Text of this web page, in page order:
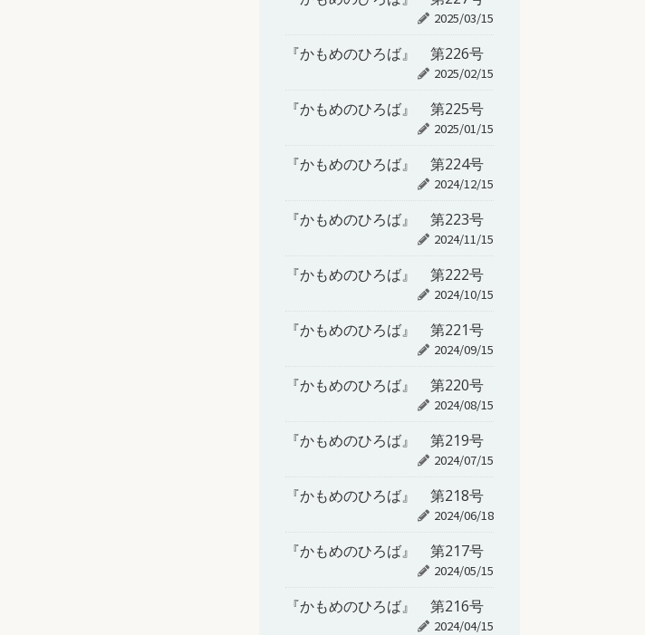
2025/03/15
『かもめのひろば』 第226号
2025/02/15
『かもめのひろば』 第225号
2025/01/15
『かもめのひろば』 第224号
2024/12/15
『かもめのひろば』 第223号
2024/11/15
『かもめのひろば』 第222号
2024/10/15
『かもめのひろば』 第221号
2024/09/15
『かもめのひろば』 第220号
2024/08/15
『かもめのひろば』 第219号
2024/07/15
『かもめのひろば』 第218号
2024/06/18
『かもめのひろば』 第217号
2024/05/15
『かもめのひろば』 第216号
2024/04/15